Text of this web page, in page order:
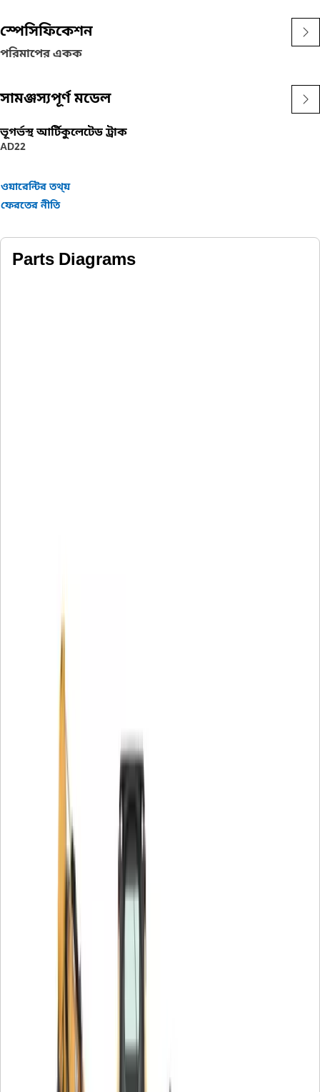
স্পেসিফিকেশন
পরিমাপের একক
সামঞ্জস্যপূর্ণ মডেল
ভূগর্ভস্থ আর্টিকুলেটেড ট্রাক
AD22
ওয়ারেন্টির তথ্য়
ফেরতের নীতি
Parts Diagrams